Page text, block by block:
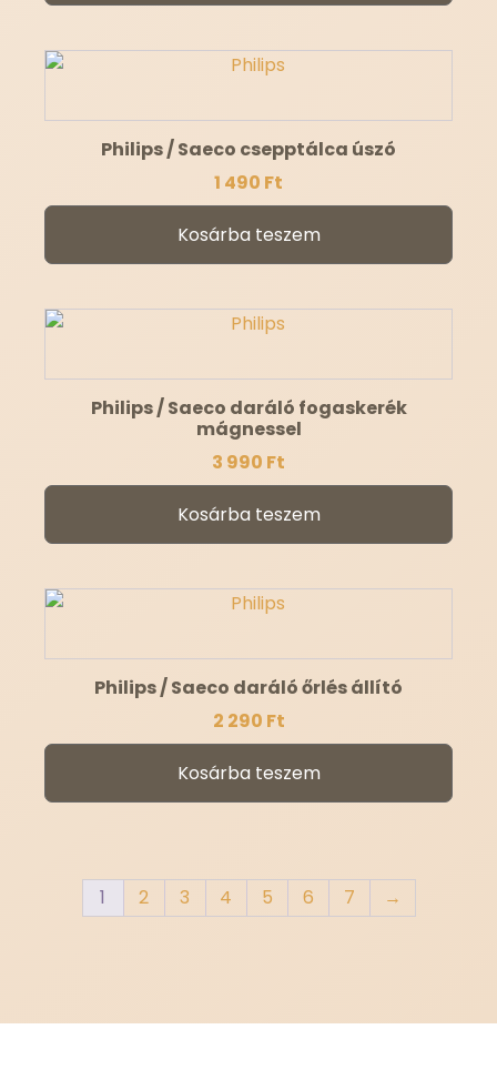
Philips / Saeco csepptálca úszó
1 490 Ft
Kosárba teszem
Philips / Saeco daráló fogaskerék
mágnessel
3 990 Ft
Kosárba teszem
Philips / Saeco daráló őrlés állító
2 290 Ft
Kosárba teszem
1 2 3 4 5 6 7 →